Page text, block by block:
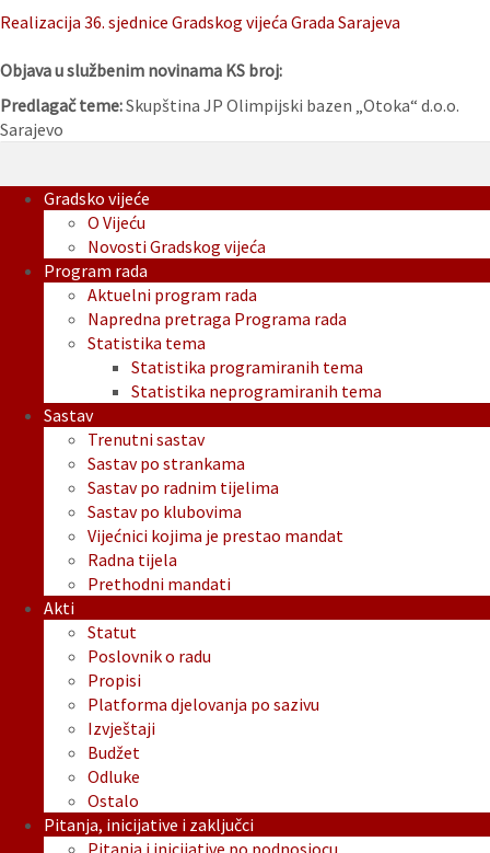
Realizacija 36. sjednice Gradskog vijeća Grada Sarajeva
Objava u službenim novinama KS broj:
Predlagač teme:Skupština JP Olimpijski bazen „Otoka“ d.o.o.
Sarajevo
Gradsko vijeće
O Vijeću
Novosti Gradskog vijeća
Program rada
Aktuelni program rada
Napredna pretraga Programa rada
Statistika tema
Statistika programiranih tema
Statistika neprogramiranih tema
Sastav
Trenutni sastav
Sastav po strankama
Sastav po radnim tijelima
Sastav po klubovima
Vijećnici kojima je prestao mandat
Radna tijela
Prethodni mandati
Akti
Statut
Poslovnik o radu
Propisi
Platforma djelovanja po sazivu
Izvještaji
Budžet
Odluke
Ostalo
Pitanja, inicijative i zaključci